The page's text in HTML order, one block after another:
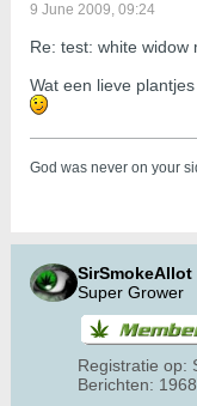
9 June 2009, 09:24
Re: test: white widow
Wat een lieve
God was never on your
SirSmokeAllot
Super Grower
Registratie op:
Berichten: 1968